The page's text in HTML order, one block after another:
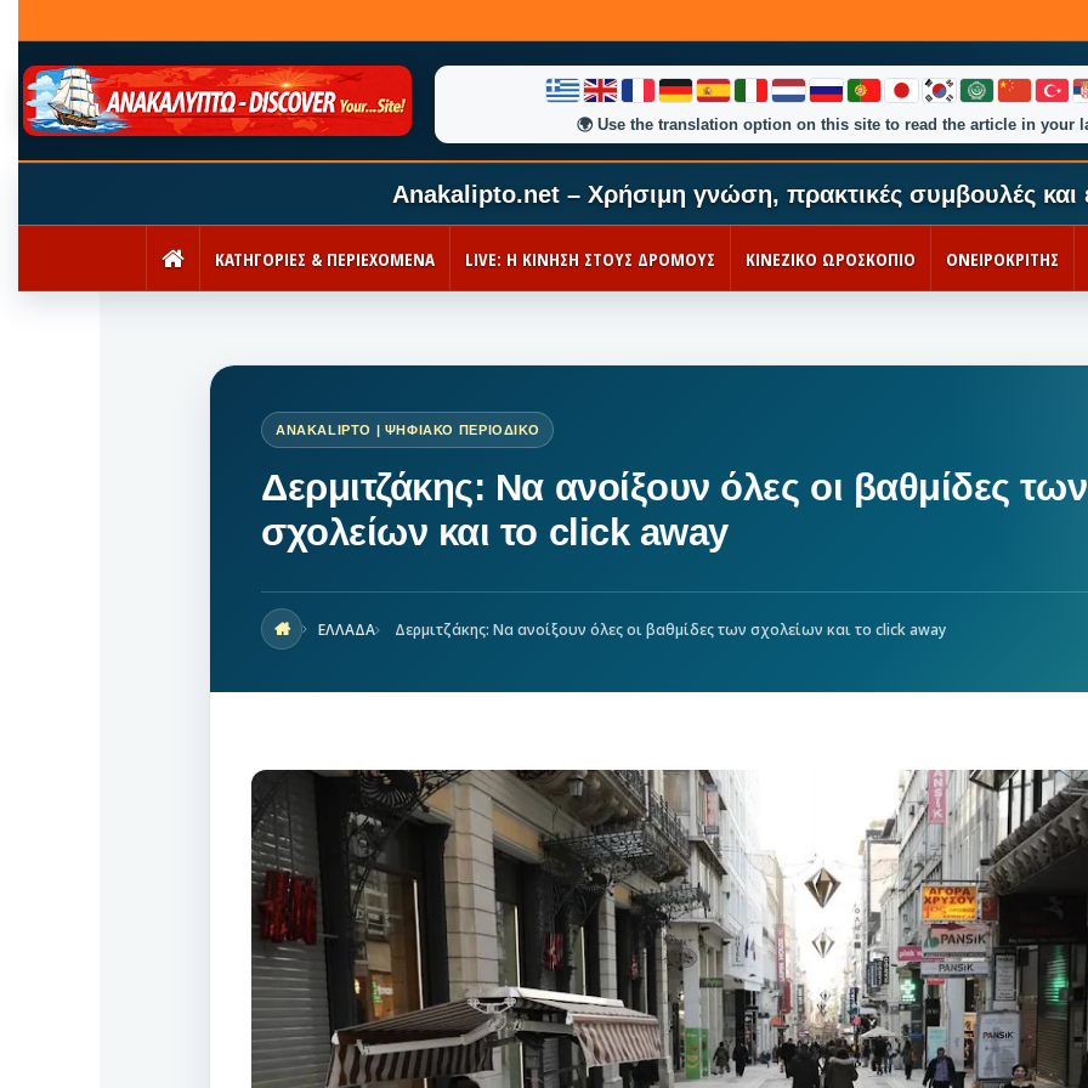
🌍Use the translation option on this site to read the article in your
Anakalipto.net – Χρήσιμη γνώση, πρακτικές συμβουλές και
ΑΡΧΙΚΉΚΑΤΗΓΟΡΙΕΣ & ΠΕΡΙΕΧΟΜΕΝΑ LIVE: Η ΚΙΝΗΣΗ ΣΤΟΥΣ ΔΡΟΜΟΥΣ ΚΙΝΕΖΙΚΟ ΩΡΟΣΚΟΠΙΟ ΟΝΕΙΡΟΚΡΙΤΗΣ
Δερμιτζάκης: Να ανοίξουν όλες οι βαθμίδες των
σχολείων και το click away
ΕΛΛΑΔΑ Δερμιτζάκης: Να ανοίξουν όλες οι βαθμίδες των σχολείων και το click away